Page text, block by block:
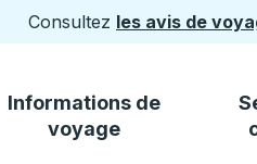
Consultez les avis de
Informations de
voyage